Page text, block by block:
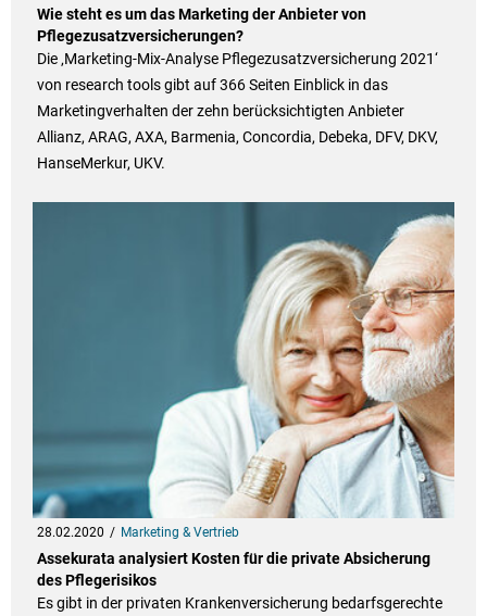
Wie steht es um das Marketing der Anbieter von
Pflegezusatzversicherungen?
Die ‚Marketing-Mix-Analyse Pflegezusatzversicherung 2021‘
von research tools gibt auf 366 Seiten Einblick in das
Marketingverhalten der zehn berücksichtigten Anbieter
Allianz, ARAG, AXA, Barmenia, Concordia, Debeka, DFV, DKV,
HanseMerkur, UKV.
28.02.2020 Marketing & Vertrieb
Assekurata analysiert Kosten für die private Absicherung
des Pflegerisikos
Es gibt in der privaten Krankenversicherung bedarfsgerechte